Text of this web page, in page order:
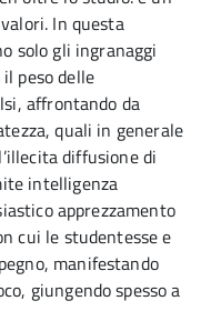
In questa
solo gli ingranaggi
peso delle
affrontando da
quali in generale
diffusione di
intelligenza
apprezzamento
cui le studentesse e
manifestando
giungendo spesso a